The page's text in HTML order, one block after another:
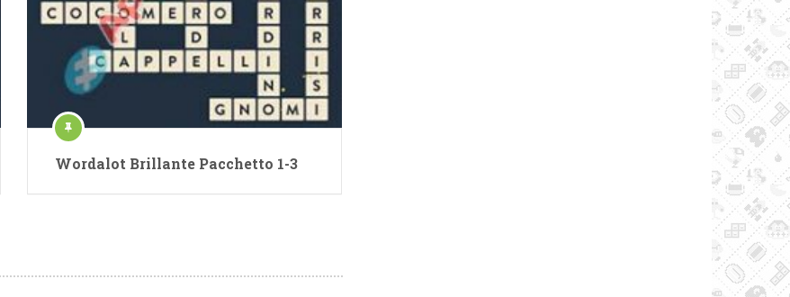
Wordalot Brillante Pacchetto 1-3